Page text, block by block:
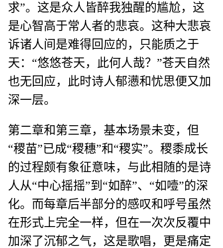
求”。这是众人皆醉我独醒的尴尬，这
是心智高于常人者的悲哀。这种大悲哀
诉诸人间是难得回应的，只能质之于
天：“悠悠苍天，此何人哉？”苍天自然
也无回应，此时诗人郁懑和忧思便又加
深一层。
第二章和第三章，基本场景未变，但
“稷苗”已成“稷穗”和“稷实”。稷黍成长
的过程颇有象征意味，与此相随的是诗
人从“中心摇摇”到“如醉”、“如噎”的深
化。而每章后半部分的感叹和呼号虽然
在形式上完全一样，但在一次次反覆中
加深了沉郁之气，这是歌唱，更是痛定